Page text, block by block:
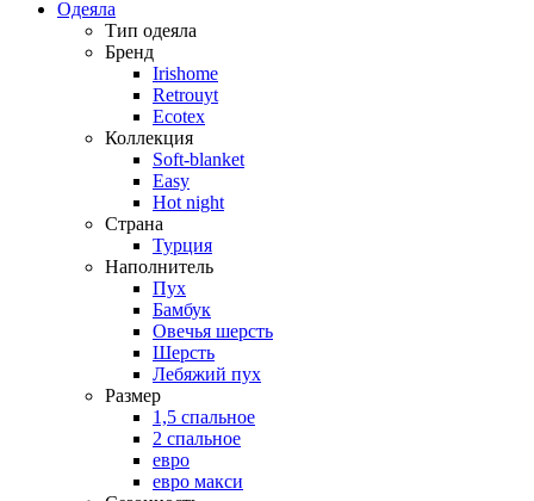
Одеяла
Тип одеяла
Бренд
Irishome
Retrouyt
Ecotex
Коллекция
Soft-blanket
Easy
Hot night
Страна
Турция
Наполнитель
Пух
Бамбук
Овечья шерсть
Шерсть
Лебяжий пух
Размер
1,5 спальное
2 спальное
евро
евро макси